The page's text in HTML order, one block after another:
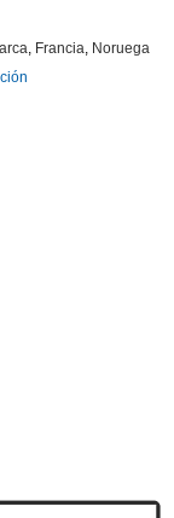
Francia Noruega